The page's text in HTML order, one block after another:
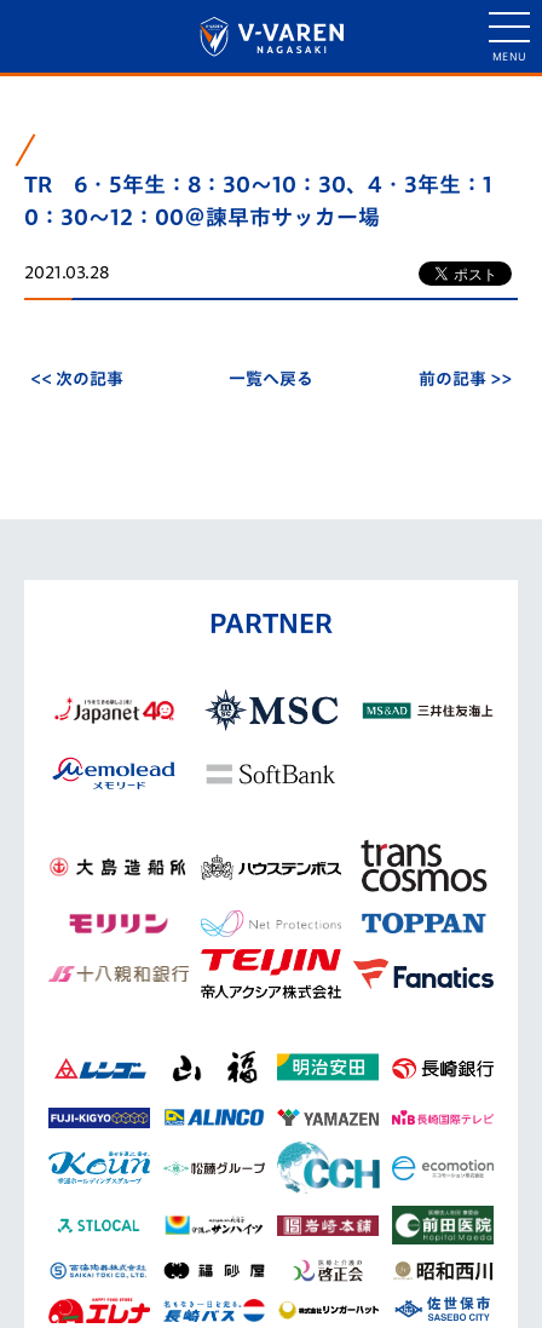
TR 6・5年生：8：30～10：30、4・3年生：1
0：30～12：00＠諫早市サッカー場
2021.03.28
<< 次の記事 一覧へ戻る 前の記事 >>
PARTNER